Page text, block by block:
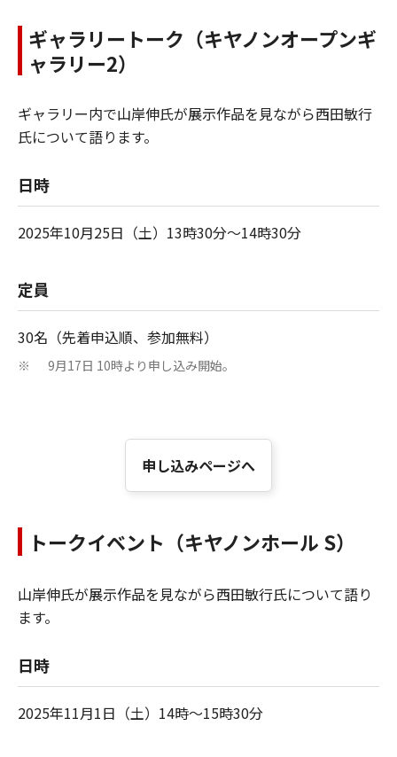
ギャラリートーク（キヤノンオープンギ
ャラリー2）
ギャラリー内で山岸伸氏が展示作品を見ながら西田敏行
氏について語ります。
日時
2025年10月25日（土）13時30分～14時30分
定員
30名（先着申込順、参加無料）
※ 9月17日 10時より申し込み開始。
申し込みページへ
トークイベント（キヤノンホール S）
山岸伸氏が展示作品を見ながら西田敏行氏について語り
ます。
日時
2025年11月1日（土）14時～15時30分